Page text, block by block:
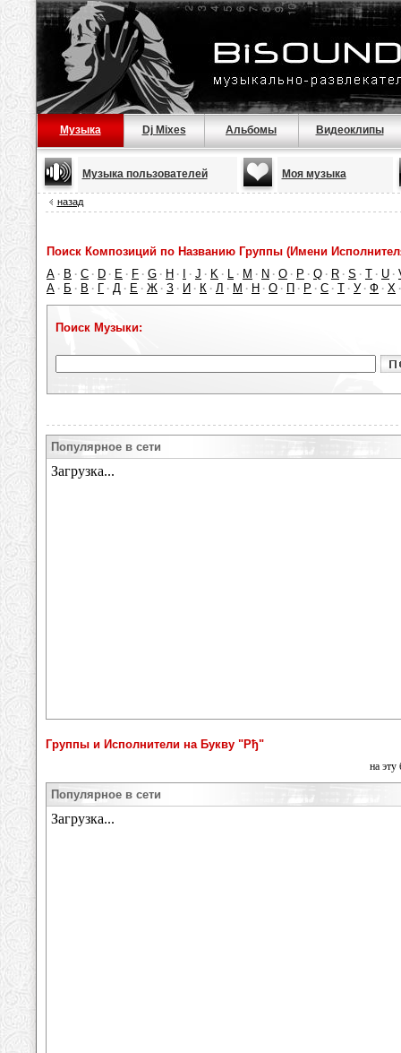
Музыка Dj Mixes Альбомы Видеоклипы
Музыка пользователей Моя музыка
назад
Поиск Композиций по Названию Группы (Имени
A · B · C · D · E · F · G · H · · J · K · L · M · N · O · P · Q · R · S · T · U ·
А · Б · В · Г · Д · Е · Ж · З · И · К · Л · М · Н · О · П · Р · С · Т · У · Ф · Х
Поиск Музыки:
Популярное в сети
Группы и Исполнители на Букву "Рђ"
на эту
Популярное в сети